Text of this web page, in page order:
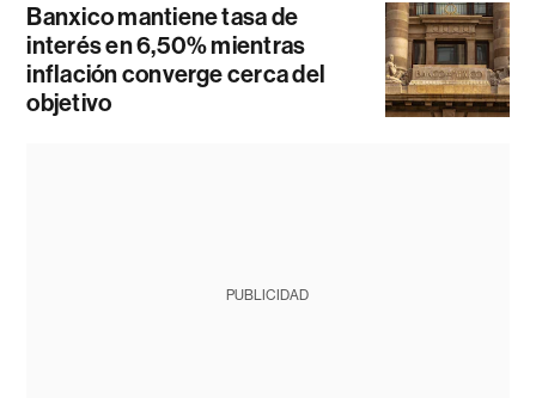
Banxico mantiene tasa de
interés en 6,50% mientras
inflación converge cerca del
objetivo
PUBLICIDAD